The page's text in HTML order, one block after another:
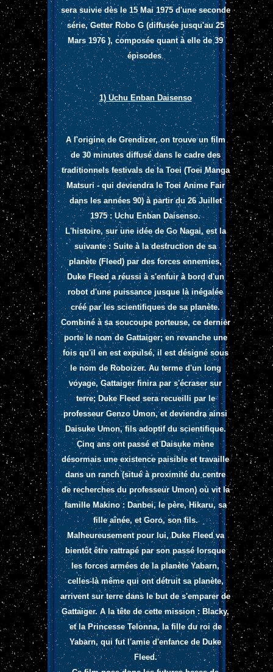
sera suivie dès le 15 Mai 1975 d'une seconde
série, Getter Robo G (diffusée jusqu'au 25
Mars 1976 ), composée quant à elle de 39
épisodes.
1) Uchu Enban Daisenso
A l'origine de Grendizer, on trouve un film
de 30 minutes diffusé dans le cadre des
traditionnels festivals de la Toei (Toei Manga
Matsuri - qui deviendra le Toei Anime Fair
dans les années 90) à partir du 26 Juillet
1975 : Uchu Enban Daisenso.
L'histoire, sur une idée de Go Nagai, est la
suivante : Suite à la destruction de sa
planète (Fleed) par des forces ennemies,
Duke Fleed a réussi à s'enfuir à bord d'un
robot d'une puissance jusque là inégalée
créé par les scientifiques de sa planète.
Combiné à sa soucoupe porteuse, ce dernier
porte le nom de Gattaiger; en revanche une
fois qu'il en est expulsé, il est désigné sous
le nom de Roboizer. Au terme d'un long
voyage, Gattaiger finira par s'écraser sur
terre; Duke Fleed sera recueilli par le
professeur Genzo Umon, et deviendra ainsi
Daisuke Umon, fils adoptif du scientifique.
Cinq ans ont passé et Daisuke mène
désormais une existence paisible et travaille
dans un ranch (situé à proximité du centre
de recherches du professeur Umon) où vit la
famille Makino : Danbei, le père, Hikaru, sa
fille aînée, et Goro, son fils.
Malheureusement pour lui, Duke Fleed va
bientôt être rattrapé par son passé lorsque
les forces armées de la planète Yabarn,
celles-là même qui ont détruit sa planète,
arrivent sur terre dans le but de s'emparer de
Gattaiger. A la tête de cette mission : Blacky,
et la Princesse Telonna, la fille du roi de
Yabarn, qui fut l'amie d'enfance de Duke
Fleed.